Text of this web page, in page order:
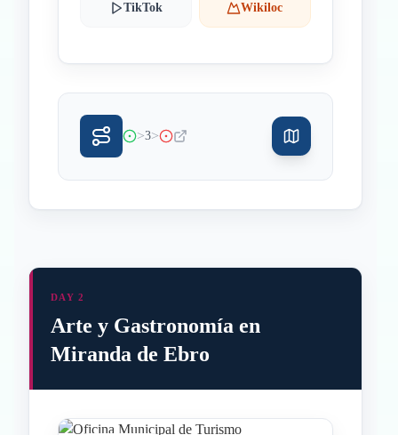
TikTok Wikiloc
>3>
DAY 2
Arte y Gastronomía en
Miranda de Ebro